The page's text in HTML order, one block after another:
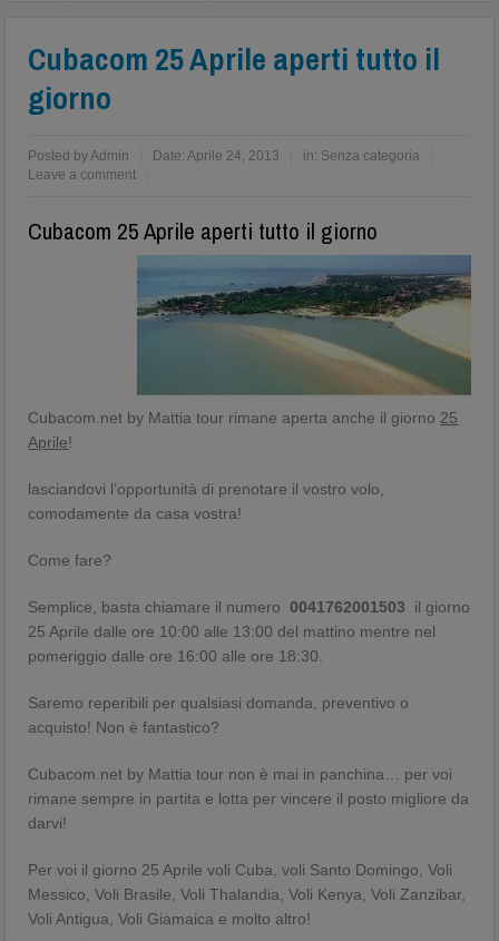
Cubacom 25 Aprile aperti tutto il
giorno
Posted byAdmin Date:Aprile 24, 2013 in: Senza categoria
Leave a comment
Cubacom 25 Aprile aperti tutto il giorno
Cubacom.net by Mattia tour rimane aperta anche il giorno 25
Aprile!
lasciandovi l’opportunità di prenotare il vostro volo,
comodamente da casa vostra!
Come fare?
Semplice, basta chiamare il numero0041762001503 il giorno
25 Aprile dalle ore 10:00 alle 13:00 del mattino mentre nel
pomeriggio dalle ore 16:00 alle ore 18:30.
Saremo reperibili per qualsiasi domanda, preventivo o
acquisto! Non è fantastico?
Cubacom.net by Mattia tour non è mai in panchina… per voi
rimane sempre in partita e lotta per vincere il posto migliore da
darvi!
Per voi il giorno 25 Aprile voli Cuba, voli Santo Domingo, Voli
Messico, Voli Brasile, Voli Thalandia, Voli Kenya, Voli Zanzibar,
Voli Antigua, Voli Giamaica e molto altro!